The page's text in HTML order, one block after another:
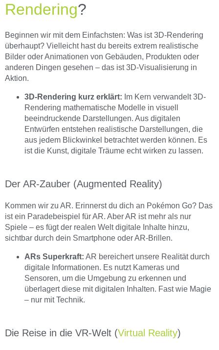
Rendering?
Beginnen wir mit dem Einfachsten: Was ist 3D-Rendering
überhaupt? Vielleicht hast du bereits extrem realistische
Bilder oder Animationen von Gebäuden, Produkten oder
anderen Dingen gesehen – das ist 3D-Visualisierung in
Aktion.
3D-Rendering kurz erklärt: Im Kern verwandelt 3D-
Rendering mathematische Modelle in visuell
beeindruckende Darstellungen. Aus digitalen
Entwürfen entstehen realistische Darstellungen, die
aus jedem Blickwinkel betrachtet werden können. Es
ist die Kunst, digitale Träume echt wirken zu lassen.
Der AR-Zauber (Augmented Reality)
Kommen wir zu AR. Erinnerst du dich an Pokémon Go? Das
ist ein Paradebeispiel für AR. Aber AR ist mehr als nur
Spiele – es fügt der realen Welt digitale Inhalte hinzu,
sichtbar durch dein Smartphone oder AR-Brillen.
ARs Superkraft: AR bereichert unsere Realität durch
digitale Informationen. Es nutzt Kameras und
Sensoren, um die Umgebung zu erkennen und
überlagert diese mit digitalen Inhalten. Fast wie Magie
– nur mit Technik.
Die Reise in die VR-Welt (Virtual Reality)